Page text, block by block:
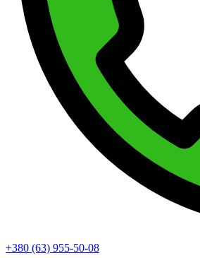
+380 (63) 955-50-08